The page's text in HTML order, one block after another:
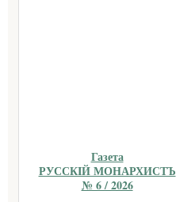
Газета
РУССКIЙ МОНАРХИСТЪ
№ 6 / 2026